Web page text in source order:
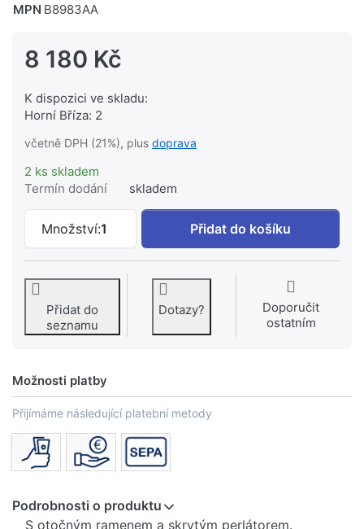
MPN B8983AA
8 180 Kč
K dispozici ve skladu:
Horní Bříza: 2
včetně DPH (21%), plus doprava
2 ks skladem
Termín dodání
skladem
Množství:1
IDEAL STANDARD Retta kuchyňská
Přidat do košíku
Přidat do
seznamu
Dotazy?
Doporučit
ostatním
Možnosti platby
Přijímáme následující platební metody
Podrobnosti o produktu
S otočným ramenem a skrytým perlátorem.